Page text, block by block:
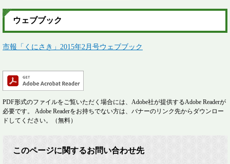
ウェブブック
市報「くにさき」2015年2月号ウェブブック
PDF形式のファイルをご覧いただく場合には、Adobe社が提供するAdobe Readerが
必要です。
Adobe Readerをお持ちでない方は、バナーのリンク先からダウンロー
ドしてください。（無料）
このページに関するお問い合わせ先